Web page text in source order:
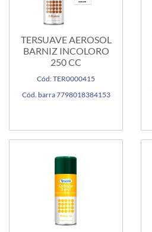
TERSUAVE AEROSOL
BARNIZ INCOLORO
250 CC
Cód: TER0000415
Cód. barra 7798018384153